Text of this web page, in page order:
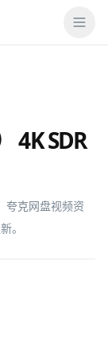
4K SDR
夸克网盘视频资
。